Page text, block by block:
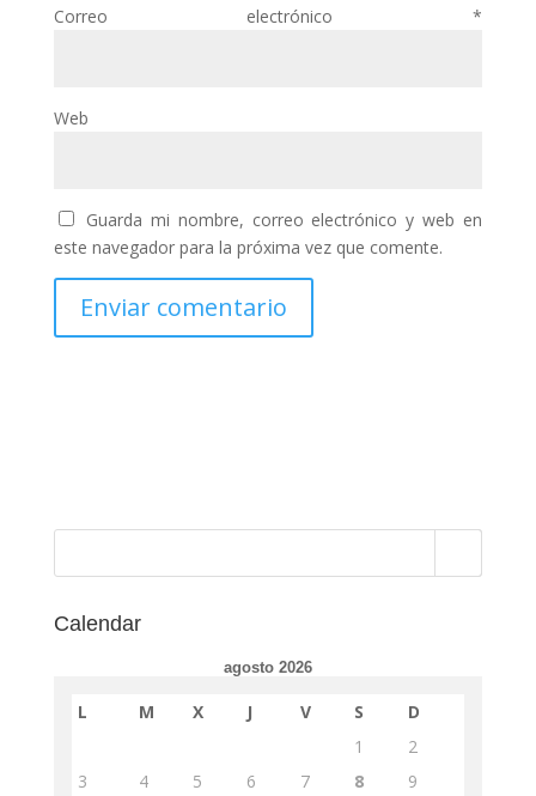
Correo electrónico*
Web
Guarda mi nombre, correo electrónico y web en
este navegador para la próxima vez que comente.
Calendar
agosto 2026
L M X J V S
D
1
2
3
4 5 6 7 8
9